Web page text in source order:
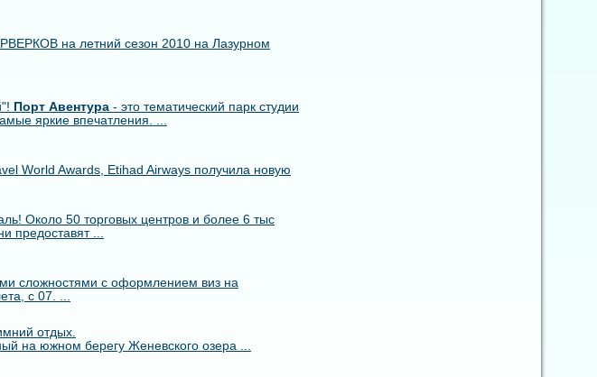
на летний сезон 2010 на Лазурном
Порт Авентура - это тематический парк студии
яркие впечатления. ...
World Awards, Etihad Airways получила новую
Около 50 торговых центров и более 6 тыс
предоставят ...
сложностями с оформлением виз на
с 07. ...
отдых.
на южном берегу Женевского озера ...